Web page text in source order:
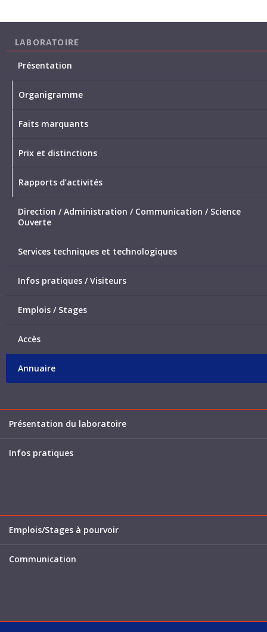
LABORATOIRE
Présentation
Organigramme
Faits marquants
Prix et distinctions
Rapports d’activités
Direction / Administration / Communication / Science
Ouverte
Services techniques et technologiques
Infos pratiques / Visiteurs
Emplois / Stages
Accès
Annuaire
Présentation du laboratoire
Infos pratiques
Emplois/Stages à pourvoir
Communication